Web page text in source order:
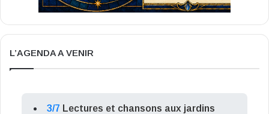
L’AGENDA A VENIR
3/7 Lectures et chansons aux jardins